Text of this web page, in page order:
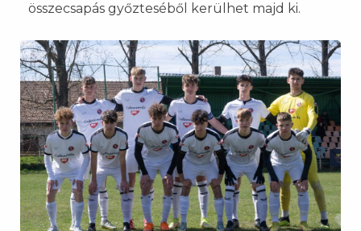
összecsapás győzteséből kerülhet majd ki.